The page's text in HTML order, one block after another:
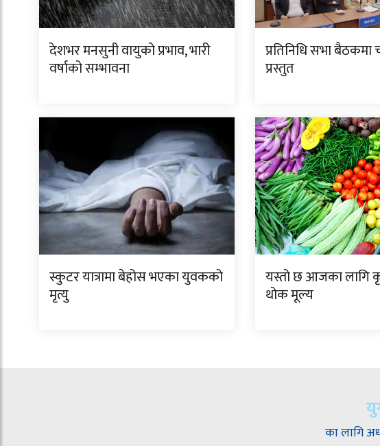
देशभर मनसुनी वायुको प्रभाव, भारी
वर्षाको सम्भावना
प्रतिनिधि सभा
प्रस्तुत
स्कुटर यात्रामा बेहोस भएका युवकको
मृत्यु
यस्तो छ आजका लागि
थोक मूल्य
का लागि